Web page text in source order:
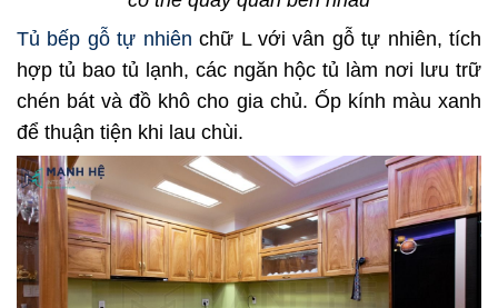
Tủ bếp gỗ tự nhiên chữ L với vân gỗ tự nhiên, tích
hợp tủ bao tủ lạnh, các ngăn hộc tủ làm nơi lưu trữ
chén bát và đồ khô cho gia chủ. Ốp kính màu xanh
để thuận tiện khi lau chùi.